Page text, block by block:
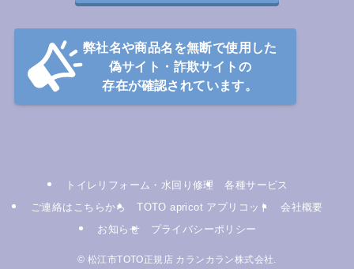
弊社名や商品名を無断で使用した
偽サイト・詐欺サイトの
存在が確認されています。
トイレリフォーム・水回り修理
各種サービス
ご連絡はこちらから
TOTO apricot アプリコット
会社概要
お知らせ
プライバシーポリシー
© 松江市TOTO正規店 カランカラン株式会社.